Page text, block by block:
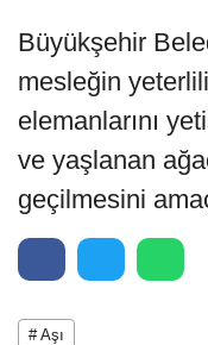
Büyükşehir
mesleğin
elemanlarını
ve yaşlanan
geçilmesini
# Aşı